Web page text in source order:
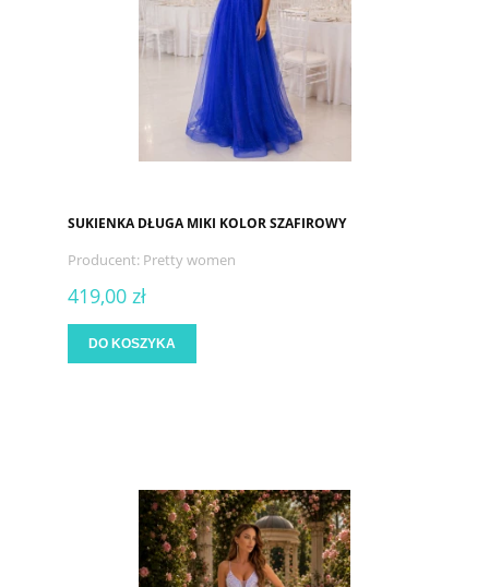
SUKIENKA DŁUGA MIKI KOLOR SZAFIROWY
Producent: Pretty women
419,00 zł
DO KOSZYKA